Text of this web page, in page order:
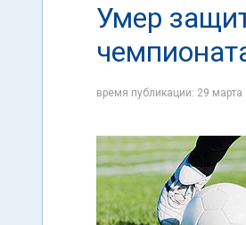
Умер
время публикации: 29